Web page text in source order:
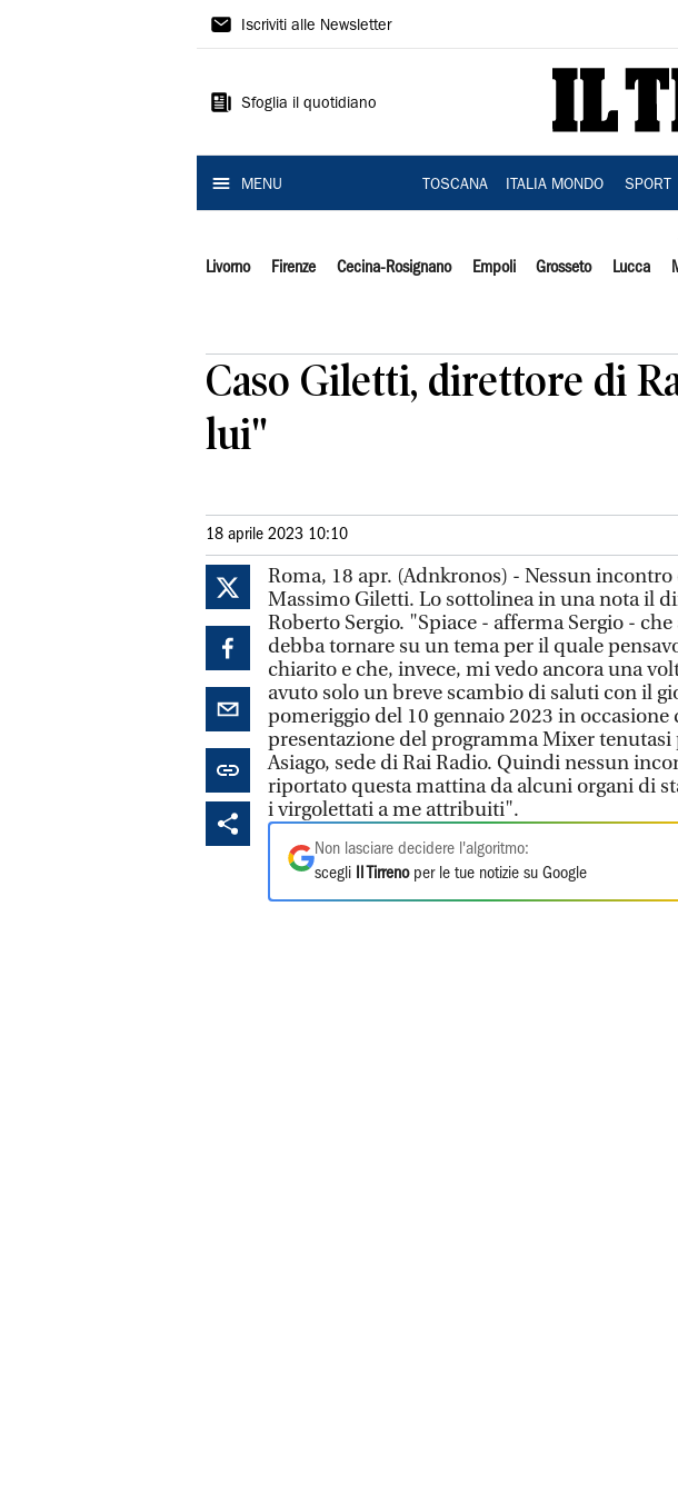
Il
Iscriviti alle Newsletter
Sfoglia il quotidiano
MENU TOSCANA ITALIA MONDO SPORT
Livorno Firenze Cecina-Rosignano Empoli Grosseto Lucca
Caso Giletti, direttore di
lui"
18 aprile 2023 10:10
Roma, 18 apr. (Adnkronos) - Nessun
Massimo Giletti. Lo sottolinea in una nota il
Roberto Sergio. "Spiace - afferma Sergio -
debba tornare su un tema per il quale
chiarito e che, invece, mi vedo ancora una
avuto solo un breve scambio di saluti con il
pomeriggio del 10 gennaio 2023 in
presentazione del programma Mixer tenutasi
Asiago, sede di Rai Radio. Quindi nessun
riportato questa mattina da alcuni organi di
i virgolettati a me attribuiti".
Non lasciare decidere l'algoritmo:
scegli
Il Tirrenoper le tue notizie su Google